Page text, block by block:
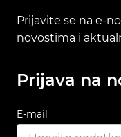
Prijavite se na e-
novostima i
Prijava na
E-mail